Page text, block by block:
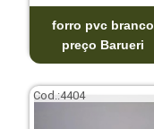
forro pvc branco
preço Barueri
Cod.:4404